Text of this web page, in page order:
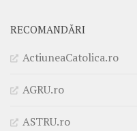
RECOMANDĂRI
ActiuneaCatolica.ro
AGRU.ro
ASTRU.ro